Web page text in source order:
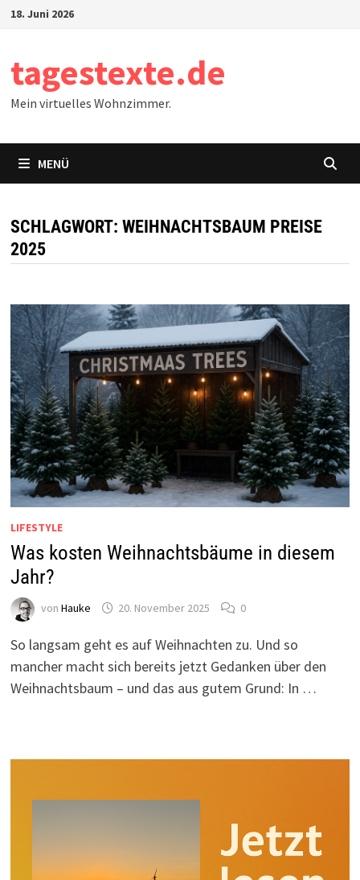
Zum18. Juni 2026
tagestexte.de
Mein virtuelles Wohnzimmer.
MENÜ
SCHLAGWORT: WEIHNACHTSBAUM PREISE
2025
LIFESTYLE
Was kosten Weihnachtsbäume in diesem
Jahr?
von Hauke 20. November 2025 0
So langsam geht es auf Weihnachten zu. Und so
mancher macht sich bereits jetzt Gedanken über den
Weihnachtsbaum – und das aus gutem Grund: In …